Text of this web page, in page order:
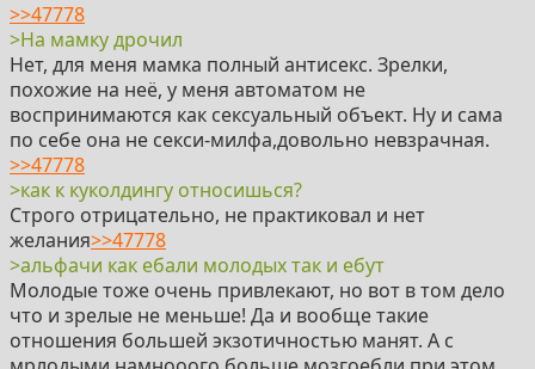
>>47778
>На мамку дрочил
Нет, для меня мамка полный антисекс. Зрелки,
похожие на неё, у меня автоматом не
воспринимаются как сексуальный объект. Ну и сама
по себе она не секси-милфа,довольно невзрачная.
>>47778
>как к куколдингу относишься?
Строго отрицательно, не практиковал и нет
желания>>47778
>альфачи как ебали молодых так и ебут
Молодые тоже очень привлекают, но вот в том дело
что и зрелые не меньше! Да и вообще такие
отношения большей экзотичностью манят. А с